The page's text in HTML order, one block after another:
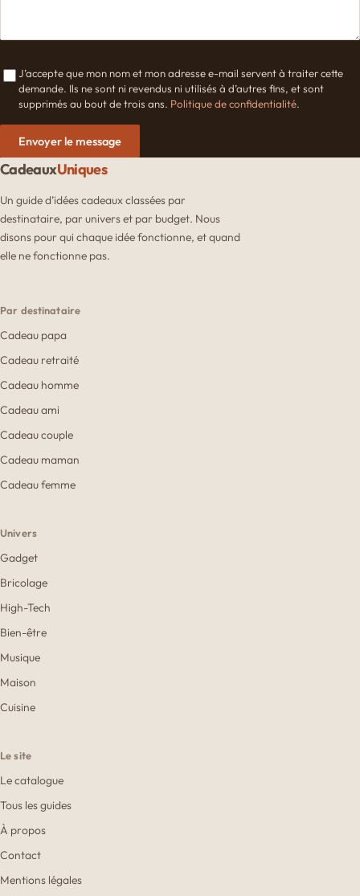
J’accepte que mon nom et mon adresse e-mail servent à traiter cette
demande. Ils ne sont ni revendus ni utilisés à d’autres fins, et sont
supprimés au bout de trois ans. Politique de confidentialité.
Envoyer le message
CadeauxUniques
Un guide d’idées cadeaux classées par
destinataire, par univers et par budget. Nous
disons pour qui chaque idée fonctionne, et quand
elle ne fonctionne pas.
Par destinataire
Cadeau papa
Cadeau retraité
Cadeau homme
Cadeau ami
Cadeau couple
Cadeau maman
Cadeau femme
Univers
Gadget
Bricolage
High-Tech
Bien-être
Musique
Maison
Cuisine
Le site
Le catalogue
Tous les guides
À propos
Contact
Mentions légales